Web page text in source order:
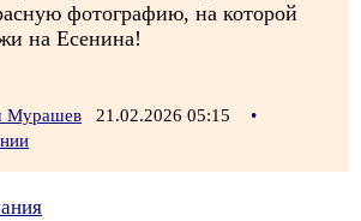
фотографию, на которой
на Есенина!
Мурашев 21.02.2026 05:15
•